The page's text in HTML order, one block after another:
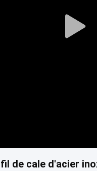
Play
de cale d'acier